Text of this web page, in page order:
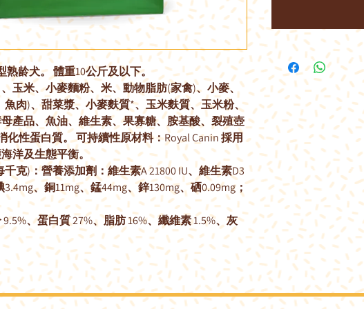
龄犬。 體重10公斤及以下。
玉米、小麥麵粉、米、動物脂肪(家禽)、小麥、
魚肉)、甜菜漿、小麥麩質*、玉米麩質、玉米粉、
產品、魚油、維生素、果寡糖、胺基酸、裂殖壺
化性蛋白質。 可持續性原材料：Royal Canin 採用
洋及生態平衡。
克)：營養添加劑：維生素A 21800 IU、維生素D3
3.4mg、銅11mg、錳44mg、鋅130mg、硒0.09mg；
、蛋白質 27%、脂肪 16%、纖維素 1.5%、灰